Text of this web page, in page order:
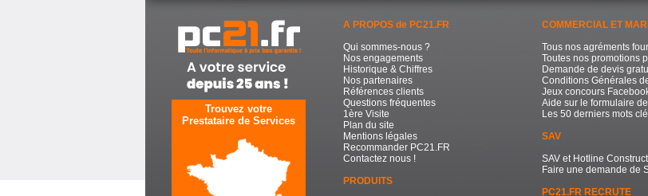
Trouvez votre
Prestataire de Services
A PROPOS de PC21.FR
Qui sommes-nous ?
Nos engagements
Historique & Chiffres
Nos partenaires
Références clients
Questions fréquentes
1ère Visite
Plan du site
Mentions légales
Recommander PC21.FR
Contactez nous !
PRODUITS
COMMERCIAL ET
Tous nos agréments
Toutes nos promotions
Demande de devis
Conditions Générales
Jeux concours
Aide sur le formulaire
Les 50 derniers mots
SAV
SAV et Hotline
Faire une demande de
PC21.FR RECRUTE